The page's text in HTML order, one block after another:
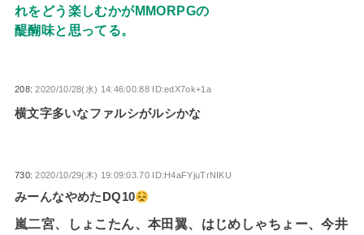
れをどう楽しむかがMMORPGの
醍醐味と思ってる。
208:2020/10/28(水) 14:46:00.88 ID:edX7ok+1a
横文字多いなファルシがルシかな
730:2020/10/29(木) 19:09:03.70 ID:H4aFYjuTrNIKU
みーんなやめたDQ10
嵐二宮、しょこたん、本田翼、はじめしゃちょー、今井